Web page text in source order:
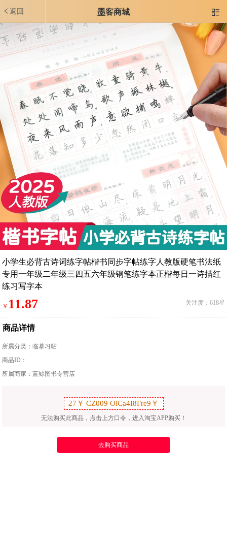
返回 墨客商城 
小学生必背古诗词练字帖楷书同步字帖练字人教版硬笔书法纸
专用一年级二年级三四五六年级钢笔练字本正楷每日一诗描红
练习写字本
￥ 11.87 关注度：618星
商品详情
所属分类：临摹习帖
商品ID：
所属商家：蓝鲸图书专营店
无法购买此商品，点击上方口令，进入淘宝APP购买！
去购买商品